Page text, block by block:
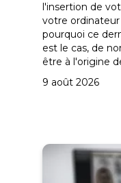
l'insertion de
votre
pourquoi ce
est le cas, de
être à l'origine
9 août 2026